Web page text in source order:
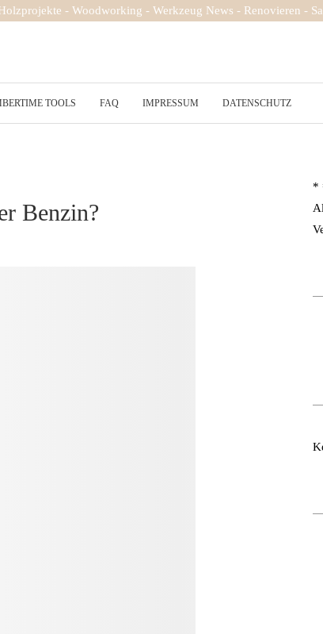
- Woodworking - Werkzeug News - Renovieren -
TOOLS FAQ IMPRESSUM DATENSCHUTZ
Benzin?
*